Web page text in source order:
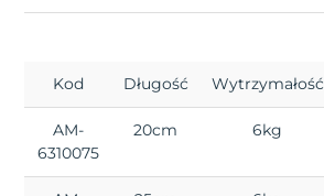
Kod Długość Wytrzymałość
AM-
6310075
20cm 6kg